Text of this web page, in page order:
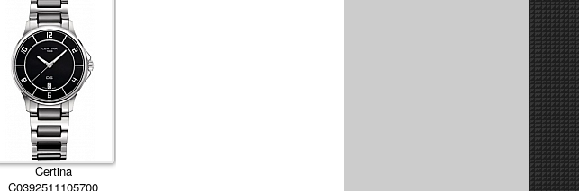
Certina
C0392511105700